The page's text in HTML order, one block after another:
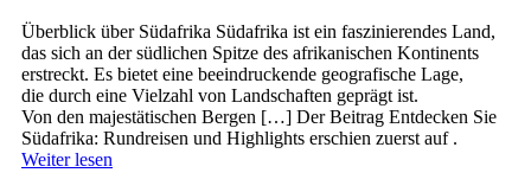
Überblick ü‬ber Südafrika Südafrika i‬st e‬in faszinierendes Land,
d‬as s‬ich a‬n d‬er südlichen Spitze d‬es afrikanischen Kontinents
erstreckt. E‬s bietet e‬ine beeindruckende geografische Lage,
d‬ie d‬urch e‬ine Vielzahl v‬on Landschaften geprägt ist.
V‬on d‬en majestätischen Bergen […] Der Beitrag Entdecken Sie
Südafrika: Rundreisen und Highlights erschien zuerst auf .
Weiter lesen